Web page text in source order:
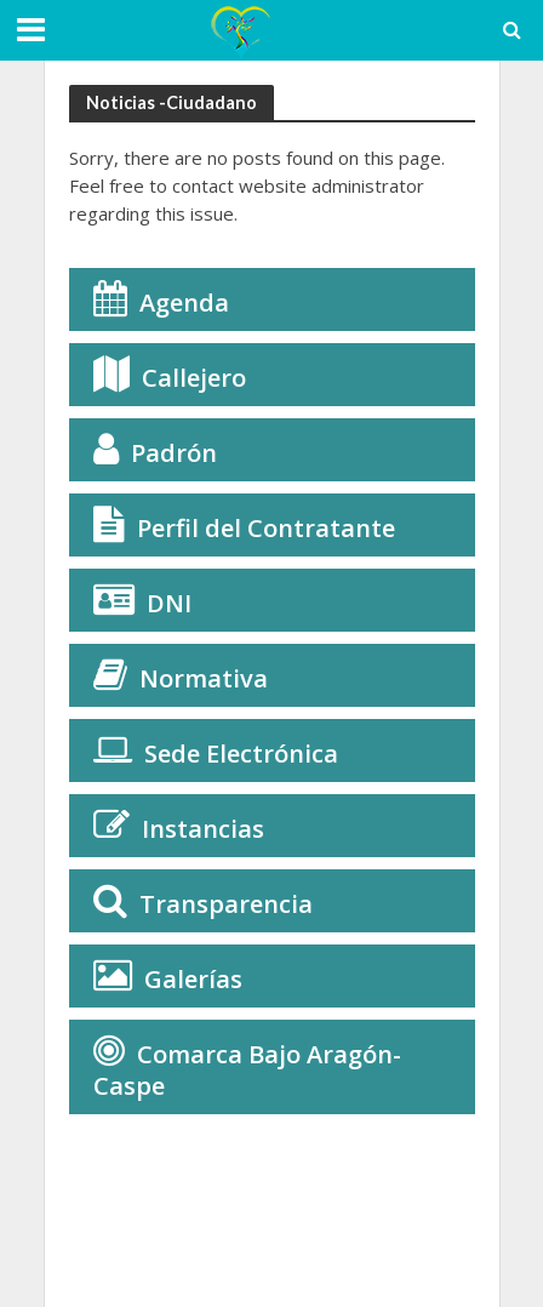
Noticias -Ciudadano
Sorry, there are no posts found on this page.
Feel free to contact website administrator
regarding this issue.
Agenda
Callejero
Padrón
Perfil del Contratante
DNI
Normativa
Sede Electrónica
Instancias
Transparencia
Galerías
Comarca Bajo Aragón-
Caspe